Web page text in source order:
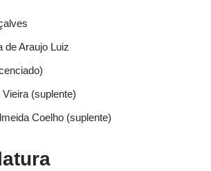
de Araujo Luiz​
(suplente)​
Coelho (suplente)​